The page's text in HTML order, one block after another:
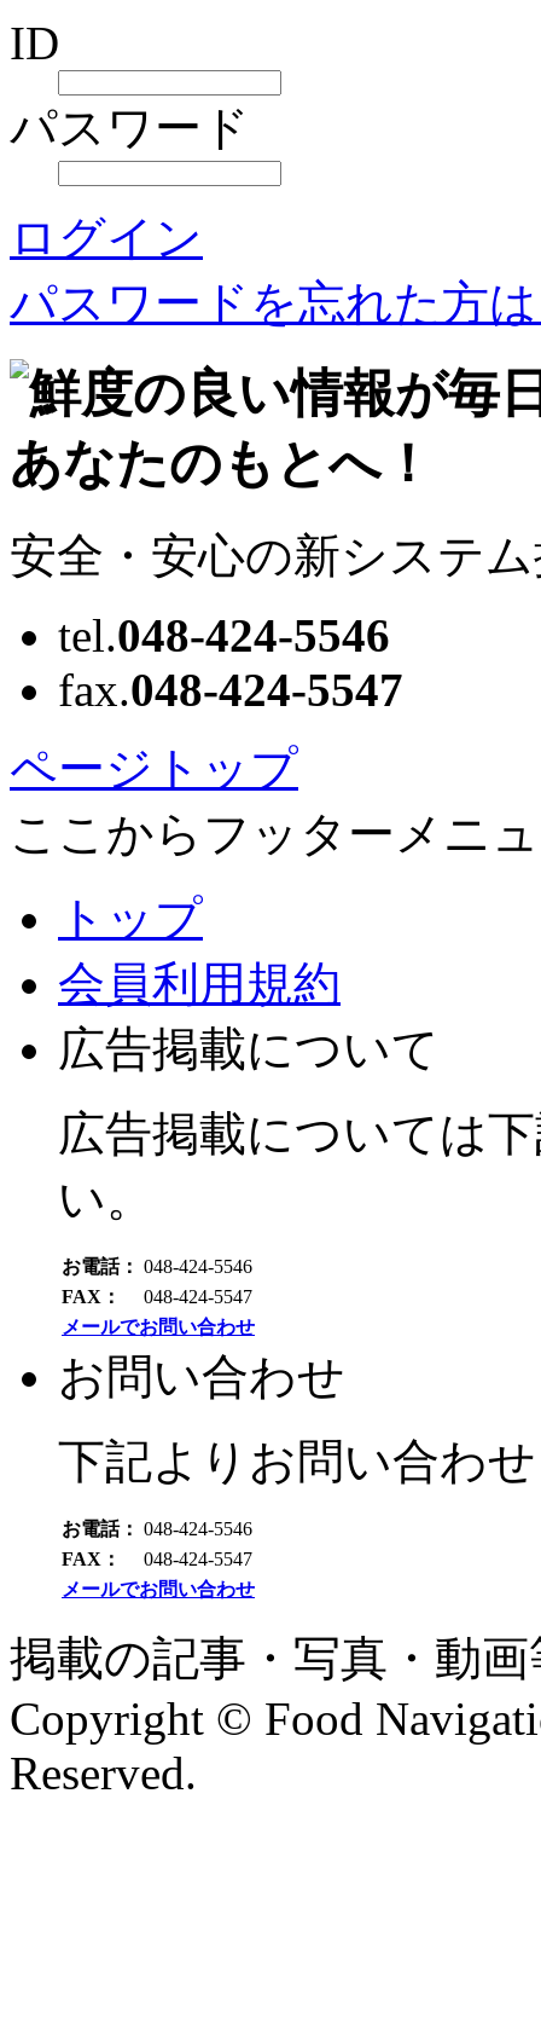
ID
パスワード
ログイン
パスワードを忘れた方
安全・安心の新システ
tel.048-424-5546
fax.048-424-5547
ページトップ
ここからフッターメニ
トップ
会員利用規約
広告掲載について
広告掲載については
い。
お電話： 048-424-5546
FAX：
048-424-5547
メールでお問い合わせ
お問い合わせ
下記よりお問い合わ
お電話： 048-424-5546
FAX：
048-424-5547
メールでお問い合わせ
掲載の記事・写真・動
Copyright © Food
Reserved.